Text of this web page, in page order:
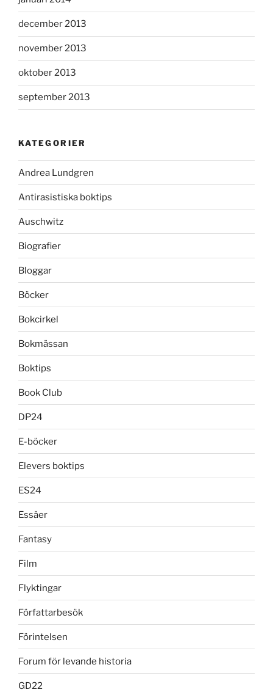
december 2013
november 2013
oktober 2013
september 2013
KATEGORIER
Andrea Lundgren
Antirasistiska boktips
Auschwitz
Biografier
Bloggar
Böcker
Bokcirkel
Bokmässan
Boktips
Book Club
DP24
E-böcker
Elevers boktips
ES24
Essäer
Fantasy
Film
Flyktingar
Författarbesök
Förintelsen
Forum för levande historia
GD22